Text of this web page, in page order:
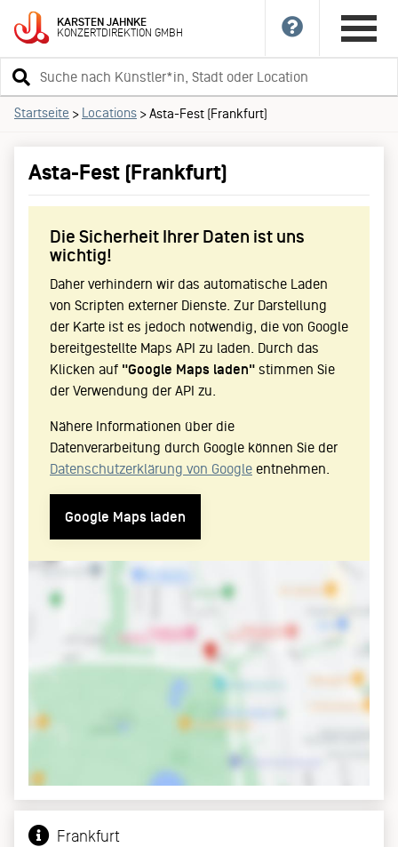
KARSTENJAHNKE
KONZERTDIREKTIONGMBH
Suchbegriff
eingeben
Startseite > Locations >Asta-Fest (Frankfurt)
Asta-Fest (Frankfurt)
Die Sicherheit Ihrer Daten ist uns
wichtig!
Daher verhindern wir das automatische Laden
von Scripten externer Dienste. Zur Darstellung
der Karte ist es jedoch notwendig, die von Google
bereitgestellte Maps API zu laden. Durch das
Klicken auf "Google Maps laden" stimmen Sie
der Verwendung der API zu.
Nähere Informationen über die
Datenverarbeitung durch Google können Sie der
Datenschutzerklärung von Google entnehmen.
Google Maps laden
Frankfurt